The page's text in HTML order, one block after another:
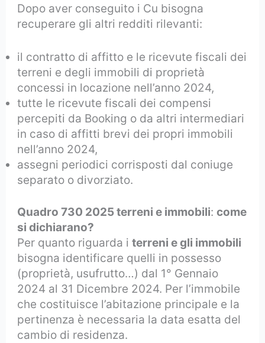
Dopo aver conseguito i Cu bisogna
recuperare gli altri redditi rilevanti:
il contratto di affitto e le ricevute fiscali dei
terreni e degli immobili di proprietà
concessi in locazione nell’anno 2024,
tutte le ricevute fiscali dei compensi
percepiti da Booking o da altri intermediari
in caso di affitti brevi dei propri immobili
nell’anno 2024,
assegni periodici corrisposti dal coniuge
separato o divorziato.
Quadro 730 2025 terreni e immobili:come
si dichiarano?
Per quanto riguarda iterreni e gli immobili
bisogna identificare quelli in possesso
(proprietà, usufrutto…) dal 1° Gennaio
2024 al 31 Dicembre 2024. Per l’immobile
che costituisce l’abitazione principale e la
pertinenza è necessaria la data esatta del
cambio di residenza.